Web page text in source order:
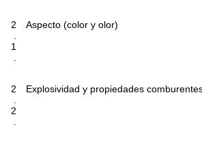
2
.
1
.
Aspecto (color y olor)
2
.
2
.
Explosividad y propiedades